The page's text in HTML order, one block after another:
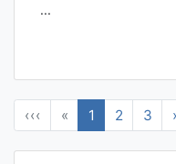
...
‹‹‹ « 1 2 3